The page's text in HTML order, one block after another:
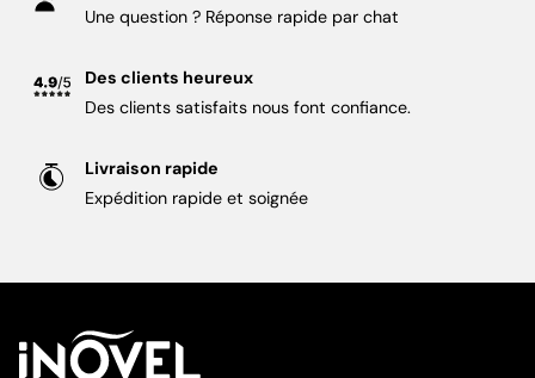
Une question ? Réponse rapide par chat
Des clients heureux
Des clients satisfaits nous font confiance.
Livraison rapide
Expédition rapide et soignée